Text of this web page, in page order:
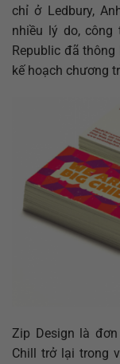
chỉ ở Ledbury,
nhiều lý do, công
Republic đã
kế hoạch chương
Zip Design là
Chill trở lại trong